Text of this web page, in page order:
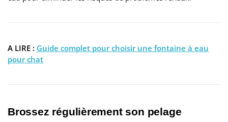
A LIRE : Guide complet pour choisir une fontaine à eau
pour chat
Brossez régulièrement son pelage